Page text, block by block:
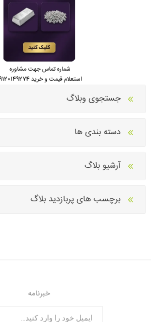
شماره تماس جهت مشاوره
استعلام قیمت و خرید 09120149274
جستجوی وبلاگ
دسته بندی ها
آرشیو بلاگ
برچسب های پربازدید بلاگ
خبرنامه